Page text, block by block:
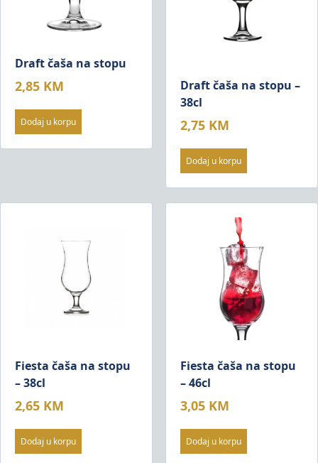
Draft čaša na stopu
2,85 KM
Dodaj u korpu
Draft čaša na stopu –
38cl
2,75 KM
Dodaj u korpu
Fiesta čaša na stopu
– 38cl
2,65 KM
Dodaj u korpu
Fiesta čaša na stopu
– 46cl
3,05 KM
Dodaj u korpu